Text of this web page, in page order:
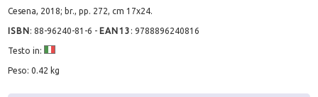
Cesena, 2018; br., pp. 272, cm 17x24.
ISBN:88-96240-81-6 - EAN13 :9788896240816
Testo in:
Peso: 0.42 kg